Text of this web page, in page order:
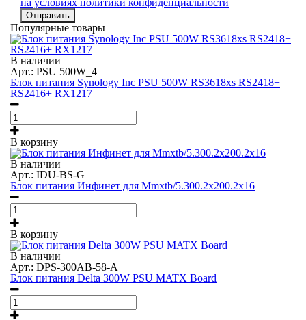
на условиях политики конфиденциальности
Отправить
Популярные товары
В наличии
Арт.: PSU 500W_4
Блок питания Synology Inc PSU 500W RS3618xs RS2418+
RS2416+ RX1217
В корзину
В наличии
Арт.: IDU-BS-G
Блок питания Инфинет для Mmxtb/5.300.2x200.2x16
В корзину
В наличии
Арт.: DPS-300AB-58-A
Блок питания Delta 300W PSU MATX Board